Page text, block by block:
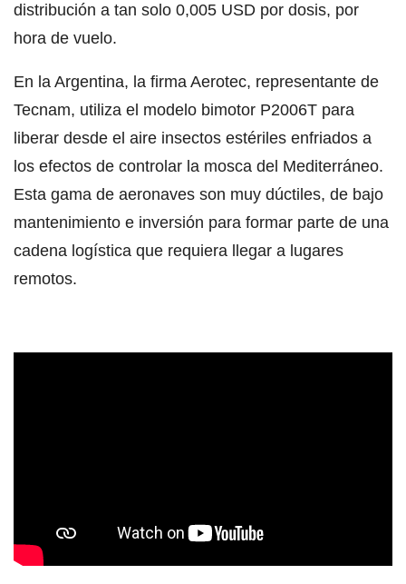
distribución a tan solo 0,005 USD por dosis, por
hora de vuelo.
En la Argentina, la firma Aerotec, representante de
Tecnam, utiliza el modelo bimotor P2006T para
liberar desde el aire insectos estériles enfriados a
los efectos de controlar la mosca del Mediterráneo.
Esta gama de aeronaves son muy dúctiles, de bajo
mantenimiento e inversión para formar parte de una
cadena logística que requiera llegar a lugares
remotos.